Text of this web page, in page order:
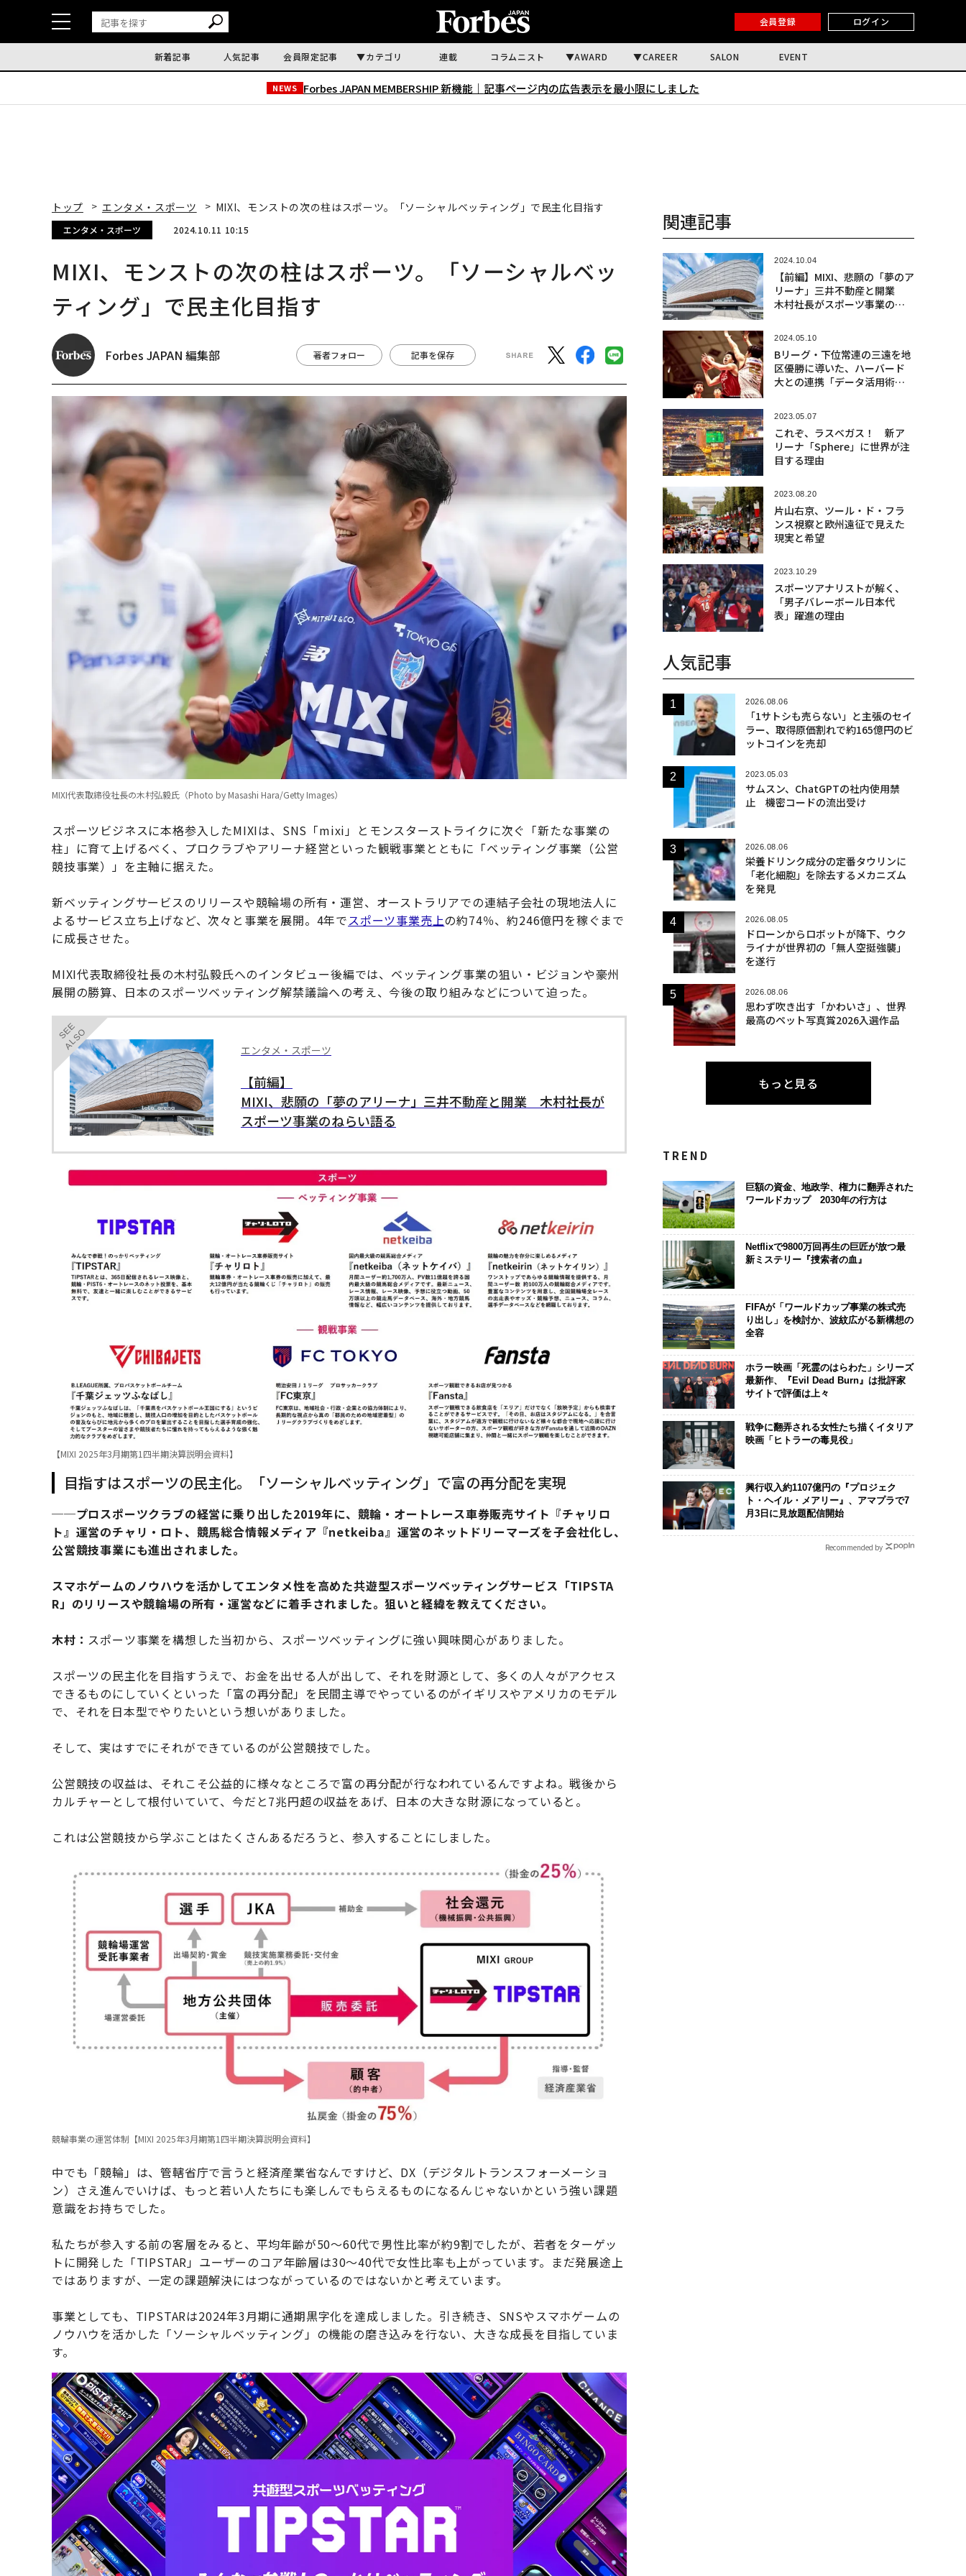
会員登録 ログイン
新着記事 人気記事 会員限定記事 カテゴリ 連載 コラムニスト AWARD CAREER SALON EVENT
NEWS Forbes JAPAN MEMBERSHIP 新機能｜ 記事ページ内の広告表示を最小限にしました
トップ エンタメ・スポーツ MIXI、モンストの次の柱はスポーツ。「ソーシャルベッティング」で民主化目指す
エンタメ・スポーツ 2024.10.11 10:15
MIXI、モンストの次の柱はスポーツ。「ソーシャルベッ
ティング」で民主化目指す
Forbes JAPAN 編集部 著者フォロー 記事を保存
MIXI代表取締役社⻑の木村弘毅氏（Photo by Masashi Hara/Getty Images）
スポーツビジネスに本格参入したMIXIは、SNS「mixi」とモンスターストライクに次ぐ「新たな事業の
柱」に育て上げるべく、プロクラブやアリーナ経営といった観戦事業とともに「ベッティング事業（公営
競技事業）」を主軸に据えた。
新ベッティングサービスのリリースや競輪場の所有・運営、オーストラリアでの連結子会社の現地法人に
よるサービス立ち上げなど、次々と事業を展開。4年でスポーツ事業売上の約74％、約246億円を稼ぐまで
に成長させた。
MIXI代表取締役社⻑の木村弘毅氏へのインタビュー後編では、ベッティング事業の狙い・ビジョンや豪州
展開の勝算、日本のスポーツベッティング解禁議論への考え、今後の取り組みなどについて迫った。
SEE
ALSO エンタメ・スポーツ
【前編】
MIXI、悲願の「夢のアリーナ」三井不動産と開業 木村社長が
スポーツ事業のねらい語る
【MIXI 2025年3月期第1四半期決算説明会資料】
目指すはスポーツの民主化。「ソーシャルベッティング」で富の再分配を実現
──プロスポーツクラブの経営に乗り出した2019年に、競輪・オートレース車券販売サイト『チャリロ
ト』運営のチャリ・ロト、競馬総合情報メディア『netkeiba』運営のネットドリーマーズを子会社化し、
公営競技事業にも進出されました。
スマホゲームのノウハウを活かしてエンタメ性を高めた共遊型スポーツベッティングサービス「TIPSTA
R」のリリースや競輪場の所有・運営などに着手されました。狙いと経緯を教えてください。
木村： スポーツ事業を構想した当初から、スポーツベッティングに強い興味関心がありました。
スポーツの民主化を目指すうえで、お金を出せる人が出して、それを財源として、多くの人々がアクセス
できるものにしていくといった「富の再分配」を民間主導でやっているのがイギリスやアメリカのモデル
で、それを日本型でやりたいという想いがありました。
そして、実はすでにそれができているのが公営競技でした。
公営競技の収益は、それこそ公益的に様々なところで富の再分配が行なわれているんですよね。戦後から
カルチャーとして根付いていて、今だと7兆円超の収益をあげ、日本の大きな財源になっていると。
これは公営競技から学ぶことはたくさんあるだろうと、参入することにしました。
競輪事業の運営体制【MIXI 2025年3月期第1四半期決算説明会資料】
中でも「競輪」は、管轄省庁で言うと経済産業省なんですけど、DX（デジタルトランスフォーメーショ
ン）さえ進んでいけば、もっと若い人たちにも楽しんでもらえるものになるんじゃないかという強い課題
意識をお持ちでした。
私たちが参入する前の客層をみると、平均年齢が50〜60代で男性比率が約9割でしたが、若者をターゲッ
トに開発した「TIPSTAR」ユーザーのコア年齢層は30〜40代で女性比率も上がっています。まだ発展途上
ではありますが、一定の課題解決にはつながっているのではないかと考えています。
事業としても、TIPSTARは2024年3月期に通期黒字化を達成しました。引き続き、SNSやスマホゲームの
ノウハウを活かした「ソーシャルベッティング」の機能の磨き込みを行ない、大きな成⾧を目指していま
す。
関連記事
2024.10.04
【前編】MIXI、悲願の「夢のア
リーナ」三井不動産と開業
木村社長がスポーツ事業のね
2024.05.10
Bリーグ・下位常連の三遠を地
区優勝に導いた、ハーバード
大との連携「データ活用術」
2023.05.07
これぞ、ラスベガス！ 新ア
リーナ「Sphere」に世界が注
目する理由
2023.08.20
片山右京、ツール・ド・フラ
ンス視察と欧州遠征で見えた
現実と希望
2023.10.29
スポーツアナリストが解く、
「男子バレーボール日本代
表」躍進の理由
人気記事
2026.08.06
「1サトシも売らない」と主張のセイ
ラー、取得原価割れで約165億円のビ
ットコインを売却
2023.05.03
サムスン、ChatGPTの社内使用禁
止 機密コードの流出受け
2026.08.06
栄養ドリンク成分の定番タウリンに
「老化細胞」を除去するメカニズム
を発見
2026.08.05
ドローンからロボットが降下、ウク
ライナが世界初の「無人空挺強襲」
を遂行
2026.08.06
思わず吹き出す「かわいさ」、世界
最高のペット写真賞2026入選作品
もっと見る
TREND
巨額の資金、地政学、権力に翻弄された
ワールドカップ 2030年の行方は
Netflixで9800万回再生の巨匠が放つ最
新ミステリー『捜索者の血』
FIFAが「ワールドカップ事業の株式売
り出し」を検討か、波紋広がる新構想の
全容
ホラー映画「死霊のはらわた」シリーズ
最新作、『Evil Dead Burn』は批評家
サイトで評価は上々
戦争に翻弄される女性たち描くイタリア
映画「ヒトラーの毒見役」
興行収入約1107億円の『プロジェク
ト・ヘイル・メアリー』、アマプラで7
月3日に見放題配信開始
Recommended by